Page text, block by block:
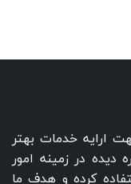
ارایه خدمات بهتر
در زمینه امور
کرده و هدف ما